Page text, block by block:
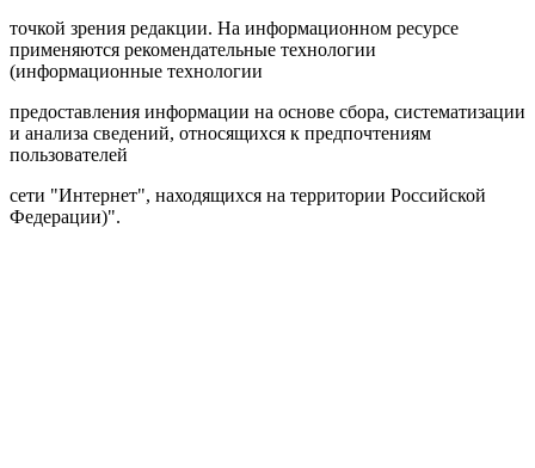
точкой зрения редакции. На информационном ресурсе
применяются рекомендательные технологии
(информационные технологии
предоставления информации на основе сбора, систематизации
и анализа сведений, относящихся к предпочтениям
пользователей
сети "Интернет", находящихся на территории Российской
Федерации)".